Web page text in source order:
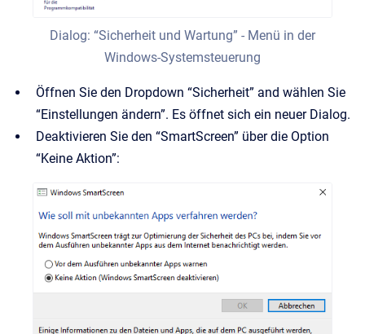
Dialog: “Sicherheit und Wartung” - Menü in der
Windows-Systemsteuerung
Öffnen Sie den Dropdown “Sicherheit” and wählen Sie
“Einstellungen ändern”. Es öffnet sich ein neuer Dialog.
Deaktivieren Sie den “SmartScreen” über die Option
“Keine Aktion”: